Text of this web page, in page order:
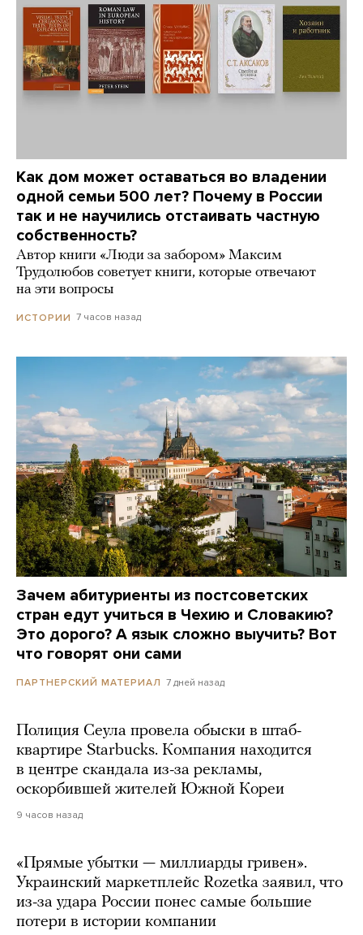
Как дом может оставаться во владении
одной семьи 500 лет? Почему в России
так и не научились отстаивать частную
собственность?
Автор книги «Люди за забором» Максим
Трудолюбов советует книги, которые отвечают
на эти вопросы
ИСТОРИИ 7 часов назад
Зачем абитуриенты из постсоветских
стран едут учиться в Чехию и Словакию?
Это дорого? А язык сложно выучить? Вот
что говорят они сами
ПАРТНЕРСКИЙ МАТЕРИАЛ 7 дней назад
Полиция Сеула провела обыски в штаб-
квартире Starbucks. Компания находится
в центре скандала из-за рекламы,
оскорбившей жителей Южной Кореи
9 часов назад
«Прямые убытки — миллиарды гривен».
Украинский маркетплейс Rozetka заявил, что
из-за удара России понес самые большие
потери в истории компании